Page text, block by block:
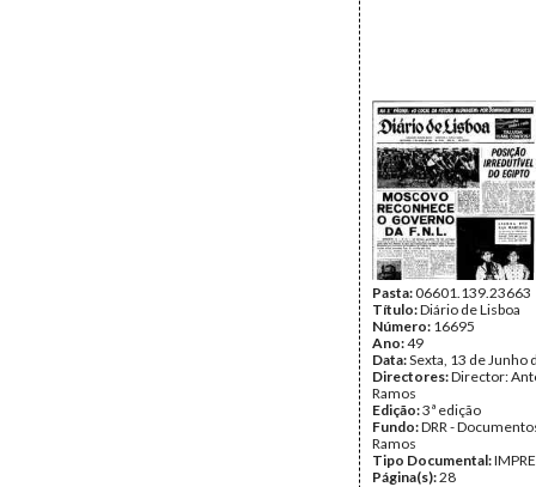
Pasta:06601.139.23663
Título:Diário de Lisboa
Número: 16695
Ano:49
Data:Sexta, 13 de Junho
Directores:Director:
Ramos
Edição:3ª edição
Fundo:DRR -
Ramos
Tipo Documental:
Página(s):28